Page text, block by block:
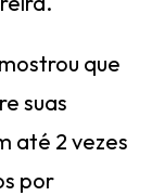
que
suas
até 2 vezes
por